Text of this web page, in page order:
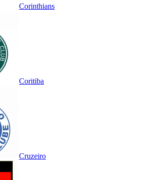
Corinthians
Coritiba
Cruzeiro